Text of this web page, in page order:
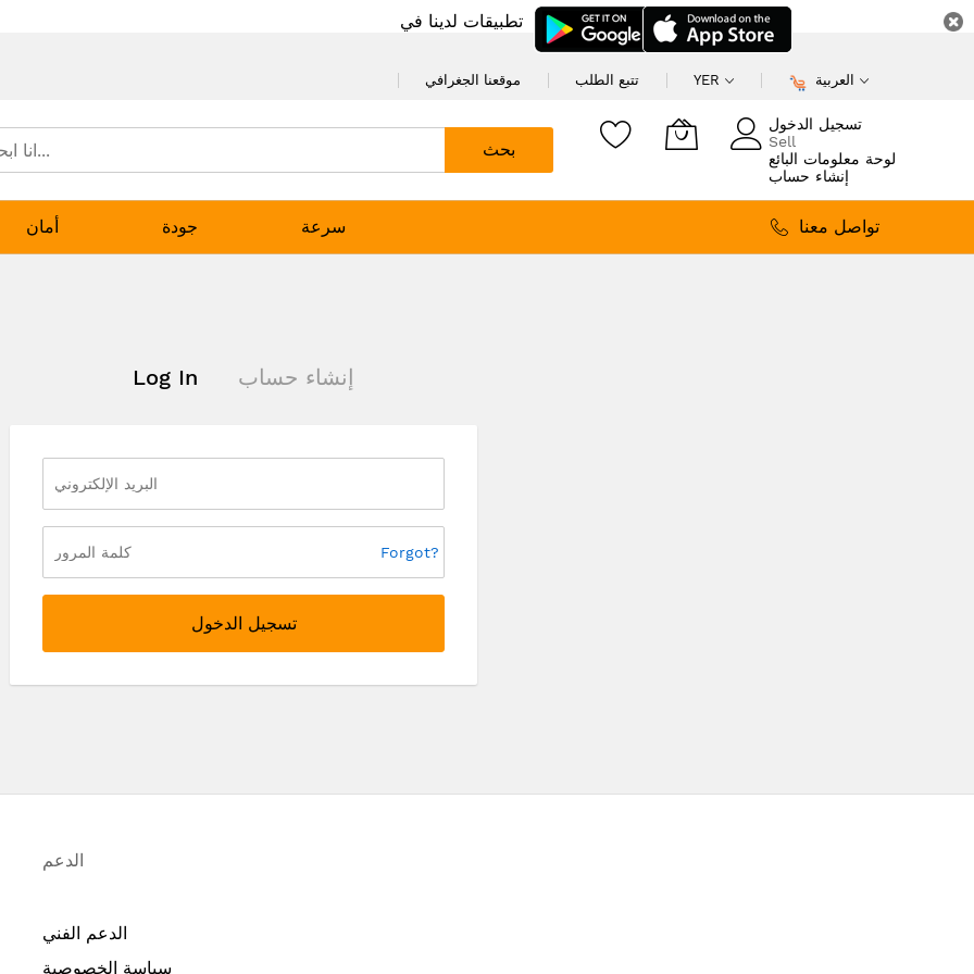
تطبيقات لدينا في
موقعنا الجغرافي تتبع الطلب YER العربية
بحث
تسجيل الدخول
Sell
لوحة معلومات البائع
إنشاء حساب
أمان جودة سرعة
تواصل معنا
Log In إنشاء حساب
Forgot?
تسجيل الدخول
الدعم
الدعم الفني
سياسة الخصوصية